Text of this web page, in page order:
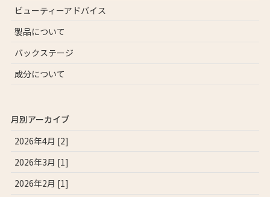
ビューティーアドバイス
製品について
バックステージ
成分について
月別アーカイブ
2026年4月 [2]
2026年3月 [1]
2026年2月 [1]